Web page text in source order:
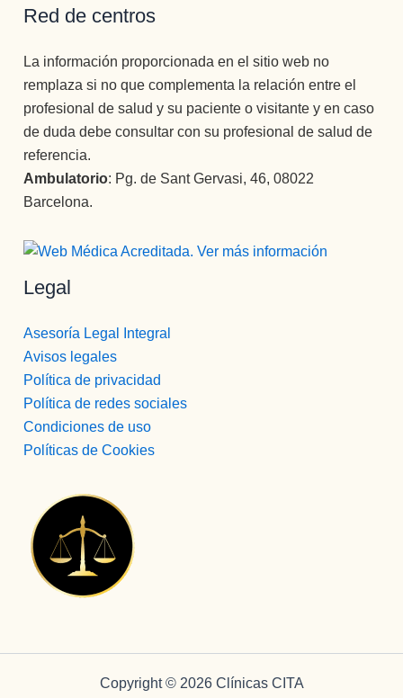
Red de centros
La información proporcionada en el sitio web no
remplaza si no que complementa la relación entre el
profesional de salud y su paciente o visitante y en caso
de duda debe consultar con su profesional de salud de
referencia.
Ambulatorio: Pg. de Sant Gervasi, 46, 08022
Barcelona.
Legal
Asesoría Legal Integral
Avisos legales
Política de privacidad
Política de redes sociales
Condiciones de uso
Políticas de Cookies
Copyright © 2026 Clínicas CITA